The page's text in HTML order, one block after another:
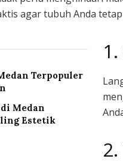
agar tubuh Anda
Terpopuler
Medan
Estetik